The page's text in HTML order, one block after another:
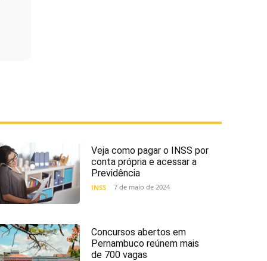
Veja como pagar o INSS por
conta própria e acessar a
Previdência
INSS 7 de maio de 2024
Concursos abertos em
Pernambuco reúnem mais
de 700 vagas